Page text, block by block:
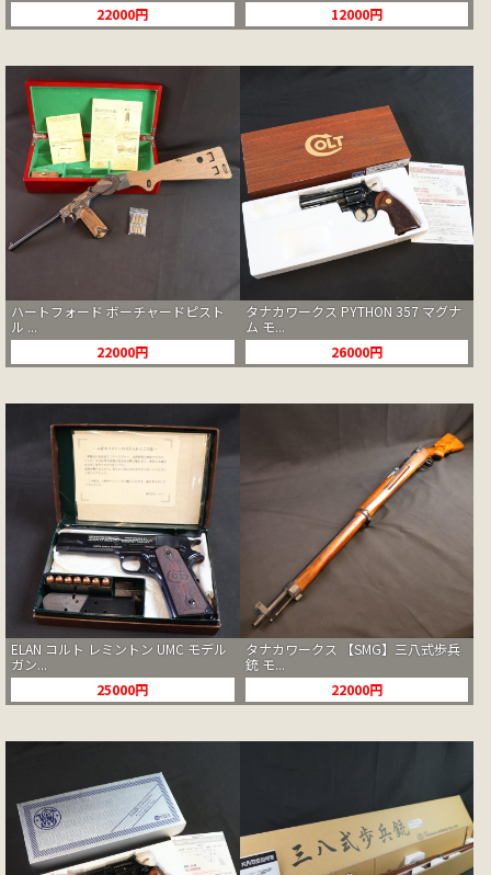
22000円
12000円
ハートフォード ボーチャードピスト
ル ...
22000円
タナカワークス PYTHON 357 マグナ
ム モ...
26000円
ELAN コルト レミントン UMC モデル
ガン...
25000円
タナカワークス 【SMG】三八式歩兵
銃 モ...
22000円